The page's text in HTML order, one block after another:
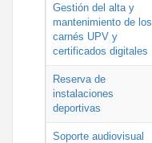
Gestión del alta y
mantenimiento de los
carnés UPV y
certificados digitales
Reserva de
instalaciones
deportivas
Soporte audiovisual